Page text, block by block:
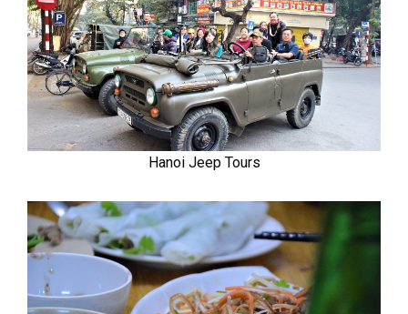
Hanoi Jeep Tours